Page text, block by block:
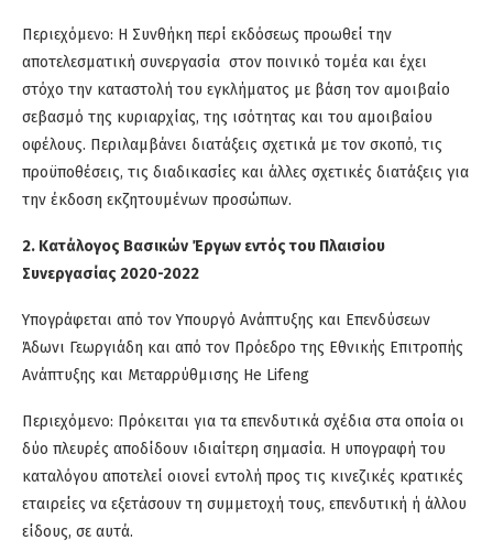
Περιεχόμενο: Η Συνθήκη περί εκδόσεως προωθεί την
αποτελεσματική συνεργασία στον ποινικό τομέα και έχει
στόχο την καταστολή του εγκλήματος με βάση τον αμοιβαίο
σεβασμό της κυριαρχίας, της ισότητας και του αμοιβαίου
οφέλους. Περιλαμβάνει διατάξεις σχετικά με τον σκοπό, τις
προϋποθέσεις, τις διαδικασίες και άλλες σχετικές διατάξεις για
την έκδοση εκζητουμένων προσώπων.
2. Κατάλογος Βασικών Έργων εντός του Πλαισίου
Συνεργασίας 2020-2022
Υπογράφεται από τον Υπουργό Ανάπτυξης και Επενδύσεων
Άδωνι Γεωργιάδη και από τον Πρόεδρο της Εθνικής Επιτροπής
Ανάπτυξης και Μεταρρύθμισης He Lifeng
Περιεχόμενο: Πρόκειται για τα επενδυτικά σχέδια στα οποία οι
δύο πλευρές αποδίδουν ιδιαίτερη σημασία. Η υπογραφή του
καταλόγου αποτελεί οιονεί εντολή προς τις κινεζικές κρατικές
εταιρείες να εξετάσουν τη συμμετοχή τους, επενδυτική ή άλλου
είδους, σε αυτά.